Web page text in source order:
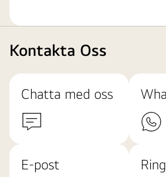
Kontakta Oss
Chatta med oss
E-post